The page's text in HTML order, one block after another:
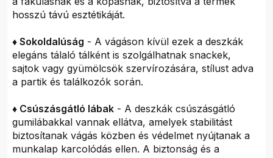
hosszú távú esztétikáját.
♦ Sokoldalúság - A vágáson kívül ezek a deszkák
elegáns tálaló tálként is szolgálhatnak snackek,
sajtok vagy gyümölcsök szervírozására, stílust adva
a partik és találkozók során.
♦ Csúszásgátló lábak - A deszkák csúszásgátló
gumilábakkal vannak ellátva, amelyek stabilitást
biztosítanak vágás közben és védelmet nyújtanak a
munkalap karcolódás ellen. A biztonság és a